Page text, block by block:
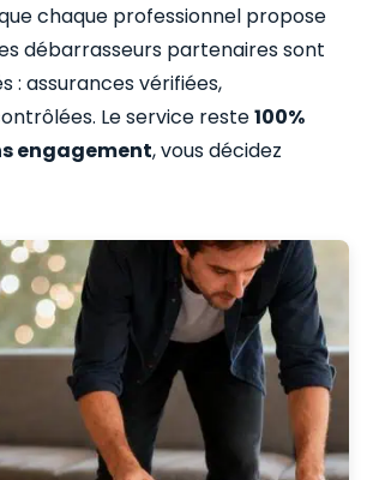
chaque professionnel propose
débarrasseurs partenaires sont
: assurances vérifiées,
Le service reste100%
engagement, vous décidez